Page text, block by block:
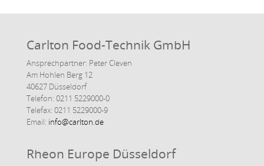
Carlton Food-Technik GmbH
Ansprechpartner: Peter Cleven
Am Hohlen Berg 12
40627 Düsseldorf
Telefon: 0211 5229000-0
Telefax: 0211 5229000-9
Email: info@carlton.de
Rheon Europe Düsseldorf